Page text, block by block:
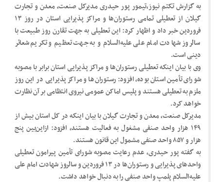
به گزارش تکتم نیوز،تیمور پور حیدری مدیرکل صنعت، معدن و تجارت
گیلان از تعطیلی تمامی رستوران‌ها و مراکز پذیرایی استان در روز ۱۳
فروردین خبر داد و اظهار کرد: این تعطیلی به جهت تقارن روز طبیعت با
سالروز شهادت امام علی علیه‌السلام و به جهت تعظیم و تکریم شعائر
دینی است.
وی با بیان اینکه تعطیلی رستوران‌ها و مراکز پذیرایی استان برابر با مصوبه
شورای تأمین استان بوده، افزود: رستوران‌ها و مراکز پذیرایی در این روز
ملزم به تعطیلی هستند و پلیس اماکن عمومی نیروی انتظامی بر آن نظارت
خواهد کرد.
مدیرکل صنعت، معدن و تجارت گیلان با بیان اینکه در کل استان بیش از
۱۴۹ هزار واحد صنفی مشغول به فعالیت هستند، افزود: ازاین‌بین پنج
هزار و ۸۵۷ واحد صنفی مشمول این قانون هستند.
به گفته پور حیدری، عدم رعایت مصوبه شورای تأمین پیرامون تعطیلی
واحدهای پذیرایی و رستوران‌ها در ۱۳ فروردین و سالروز شهادت امام علی
علیه‌السلام پلمپ واحد صنفی را به دنبال خواهد داشت.